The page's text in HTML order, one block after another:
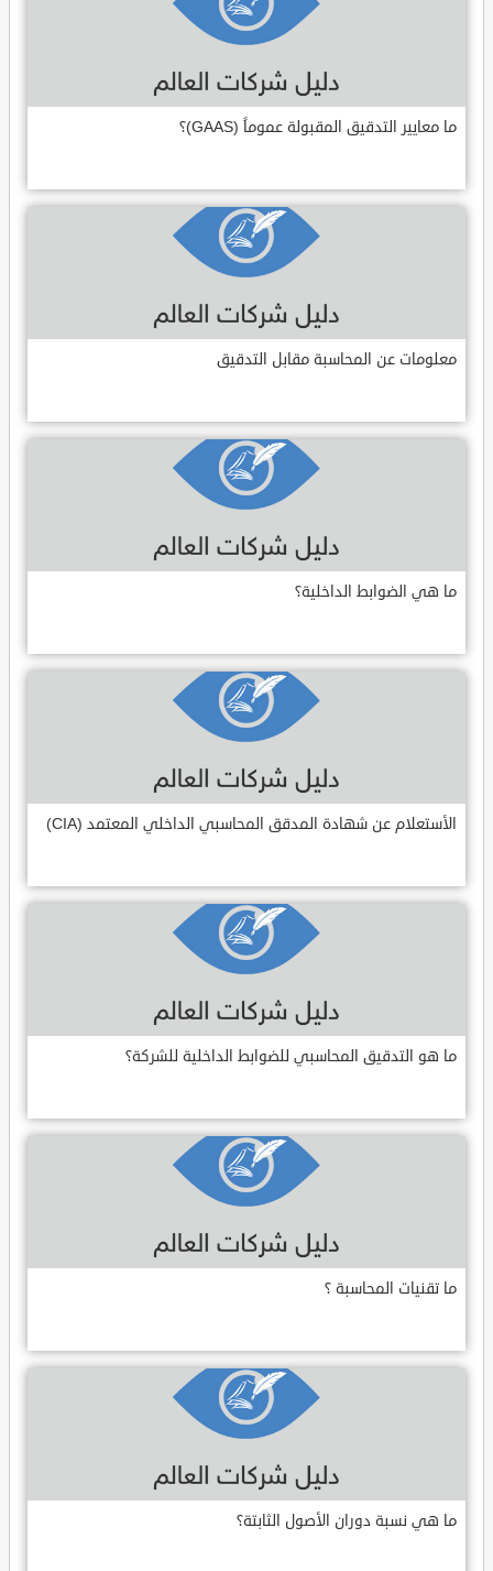
ما معايير التدقيق المقبولة عموماً (GAAS)؟
معلومات عن المحاسبة مقابل التدقيق
ما هي الضوابط الداخلية؟
الأستعلام عن شهادة المدقق المحاسبي الداخلي المعتمد (CIA)
ما هو التدقيق المحاسبي للضوابط الداخلية للشركة؟
ما تقنيات المحاسبة ؟
ما هي نسبة دوران الأصول الثابتة؟